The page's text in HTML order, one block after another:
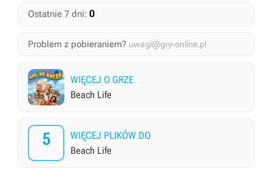
Ostatnie 7 dni: 0
Problem z pobieraniem? uwagi@gry-online.pl
WIĘCEJ O GRZE
Beach Life
5
WIĘCEJ PLIKÓW DO
Beach Life